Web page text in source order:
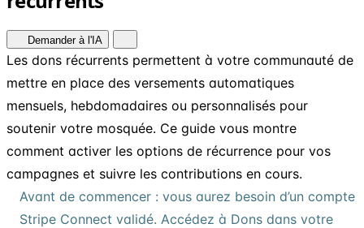
Demander à l'IA
Les dons récurrents permettent à votre communauté de
mettre en place des versements automatiques
mensuels, hebdomadaires ou personnalisés pour
soutenir votre mosquée. Ce guide vous montre
comment activer les options de récurrence pour vos
campagnes et suivre les contributions en cours.
Avant de commencer : vous aurez besoin d’un compte
Stripe Connect validé. Accédez à Dons dans votre